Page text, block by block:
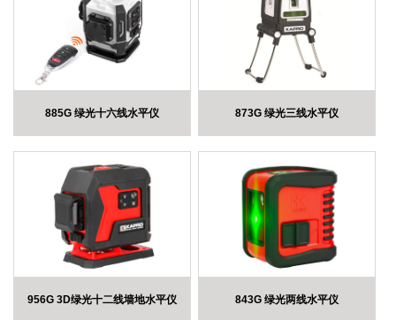
885G 绿光十六线水平仪 873G 绿光三线水平仪
956G 3D绿光十二线墙地水平仪 843G 绿光两线水平仪